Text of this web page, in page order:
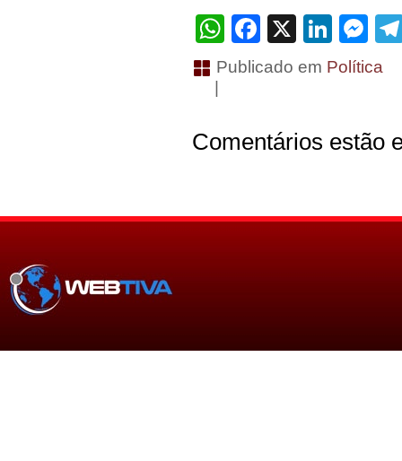
WhatsApp
Facebook
X
Publicado em Política
Comentários estão